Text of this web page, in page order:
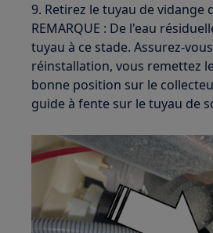
9. Retirez le tuyau de vidange
REMARQUE : De l'eau
tuyau à ce stade. Assurez-
réinstallation, vous remettez
bonne position sur le
guide à fente sur le tuyau de